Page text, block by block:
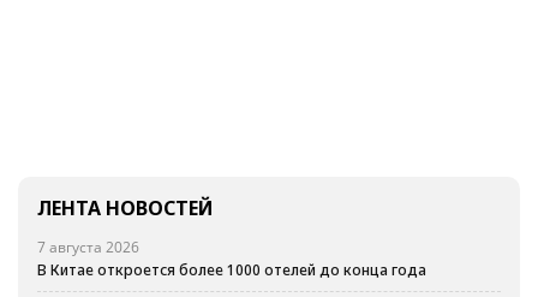
ЛЕНТА НОВОСТЕЙ
7 августа 2026
В Китае откроется более 1000 отелей до конца года